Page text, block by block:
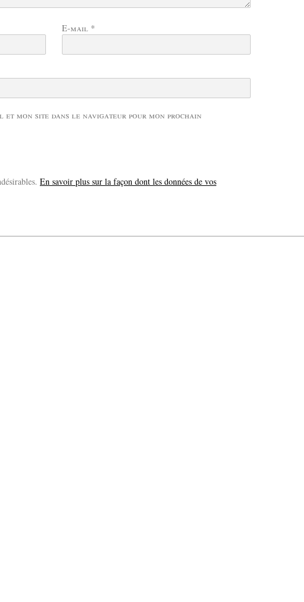
E-mail *
et mon site dans le navigateur pour mon prochain
En savoir plus sur la façon dont les données de vos